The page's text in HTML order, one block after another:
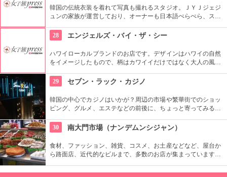
韓国の伝統衣装を着れて写真も撮れるスタジオ。ＪＹＪジェジ
ュンの家族が運営しており、オーナーも日本語ぺらぺら、スタ
男性や小さな子供用の衣装も沢山あり、カップル写真に家族写
真、友達同士の記念にもってこい。
28 エンジェルズ・バイ・ザ・シー
ハワイローカルブランドのお店です。デザインはハワイの自然
をイメージしたもので、柄はカワイイだけではなく大人の風格
速ハワイのビーチで着てみたいですね。
29 セブン・ラック・カジノ
韓国の中心でカジノはいかが？周辺の市場や繁華街でのショッ
ピング、グルメ、エステなどの前後に、ちょっと寄ってみる？
る。外国人専用 CASINO 無料シャトルバスもあり、便利。
30 南大門市場（ナンデムンシジャン）
食材、ファッション、雑貨、コスメ、お土産などなど、屋台か
ら路面店、近代的なビルまで、多数のお店が集まっています。
地は常に買い物客であふれかえり、賑やかな空間が溢れます。